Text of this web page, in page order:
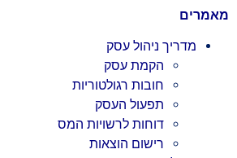
מאמרים
מדריך ניהול עסק
הקמת עסק
חובות רגולטוריות
תפעול העסק
דוחות לרשויות המס
רישום הוצאות